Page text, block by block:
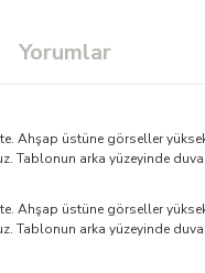
Yorumlar
üstüne görseller
Tablonun arka yüzeyinde
üstüne görseller
Tablonun arka yüzeyinde